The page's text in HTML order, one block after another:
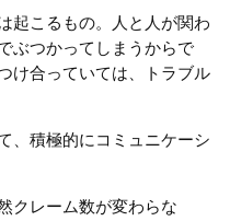
起こるもの。人と人が関わ
ぶつかってしまうからで
け合っていては、トラブル
、積極的にコミュニケーシ
クレーム数が変わらな